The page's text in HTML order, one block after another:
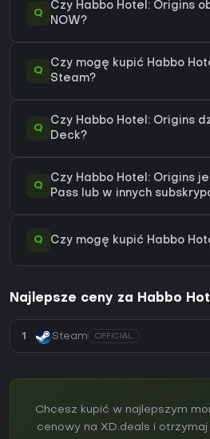
Q
Czy Habbo Hotel: Origins
NOW?
Q
Czy mogę kupić Habbo
Steam?
Q
Czy Habbo Hotel: Origins
Deck?
Q
Czy Habbo Hotel: Origins
Pass lub w innych
Q Czy mogę kupić Habbo
Najlepsze ceny za Habbo
1 Steam OFFICIAL
Chcesz kupić w najlepszym
cenowy na XD.deals i